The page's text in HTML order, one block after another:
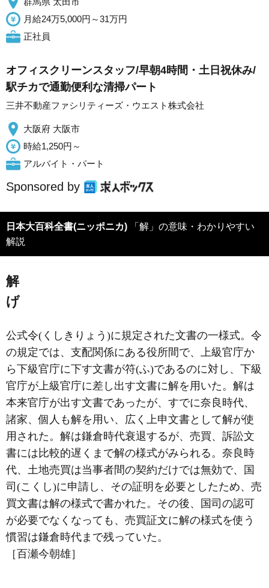
月給24万5,000円～31万円
正社員
オフィスクリーンスタッフ/早朝4時間・土日祝休み/
駅チカで通勤便利な清掃パート
三井不動産ファシリティーズ・ウエスト株式会社
大阪府 大阪市
時給1,250円～
アルバイト・パート
Sponsored by
日本大百科全書(ニッポニカ)
解説
解
げ
公式令(くしきりょう)に規定された文書の一様式。令
の規定では、支配関係にある役所間で、上級官庁か
ら下級官庁に下す文書が符(ふ)であるのに対し、下級
官庁が上級官庁に差し出す文書に解を用いた。解は
本来官庁が出す文書であったが、すでに奈良時代、
諸家、個人も解を用い、広く上申文書として解が使
用された。解は鎌倉時代衰退するが、売買、訴訟文
書には比較的遅くまで解の様式がみられる。奈良時
代、土地売買は当事者間の契約だけでは無効で、国
司(こくし)に申請し、その証明を必要としたため、売
買文書は解の様式で書かれた。その後、国司の認可
が必要でなくなっても、売買証文に解の様式を使う
慣習は鎌倉時代まで残っていた。
［百瀬今朝雄］